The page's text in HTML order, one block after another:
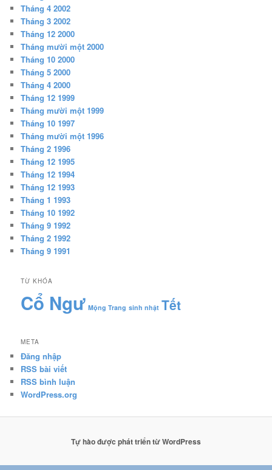
Tháng 4 2002
Tháng 3 2002
Tháng 12 2000
Tháng mười một 2000
Tháng 10 2000
Tháng 5 2000
Tháng 4 2000
Tháng 12 1999
Tháng mười một 1999
Tháng 10 1997
Tháng mười một 1996
Tháng 2 1996
Tháng 12 1995
Tháng 12 1994
Tháng 12 1993
Tháng 1 1993
Tháng 10 1992
Tháng 9 1992
Tháng 2 1992
Tháng 9 1991
TỪ KHÓA
Cổ Ngư Mộng Trang sinh nhật Tết
META
Đăng nhập
RSS bài viết
RSS bình luận
WordPress.org
Tự hào được phát triển từ WordPress